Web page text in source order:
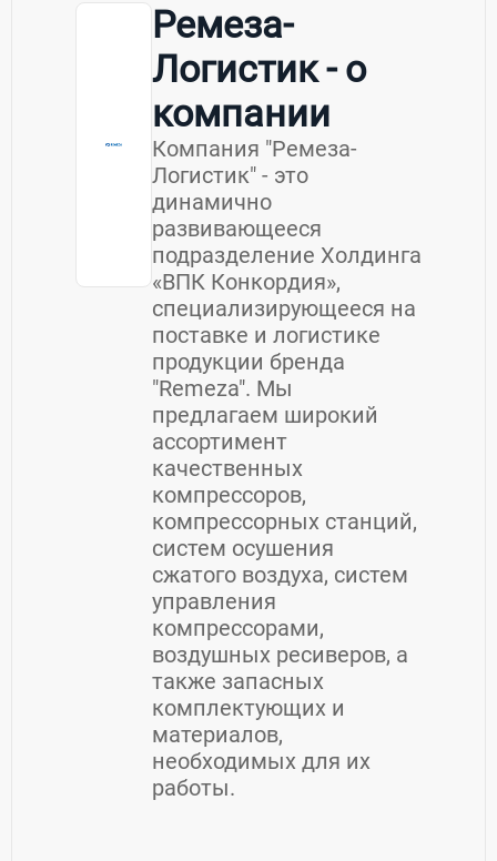
Ремеза-
Логистик - о
компании
Компания "Ремеза-
Логистик" - это
динамично
развивающееся
подразделение Холдинга
«ВПК Конкордия»,
специализирующееся на
поставке и логистике
продукции бренда
"Remeza". Мы
предлагаем широкий
ассортимент
качественных
компрессоров,
компрессорных станций,
систем осушения
сжатого воздуха, систем
управления
компрессорами,
воздушных ресиверов, а
также запасных
комплектующих и
материалов,
необходимых для их
работы.